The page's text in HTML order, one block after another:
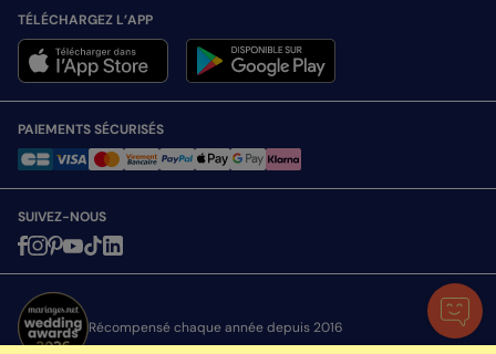
TÉLÉCHARGEZ L’APP
PAIEMENTS SÉCURISÉS
SUIVEZ-NOUS
Récompensé chaque année depuis 2016